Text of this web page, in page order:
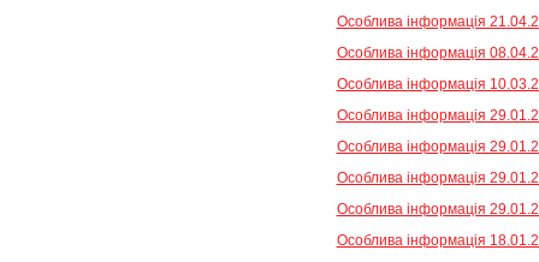
Особлива інформація
Особлива інформація
Особлива інформація
Особлива інформація
Особлива інформація
Особлива інформація
Особлива інформація
Особлива інформація